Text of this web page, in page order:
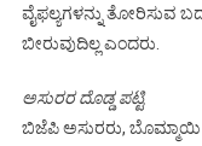
ವೈಫಲ್ಯಗಳನ್ನು ತೋರಿಸುವ
ಬೀರುವುದಿಲ್ಲ ಎಂದರು.
ಅಸುರರ ದೊಡ್ಡ ಪಟ್ಟಿ
ಬಿಜೆಪಿ ಅಸುರರು, ಬೊಮ್ಮಾಯಿ